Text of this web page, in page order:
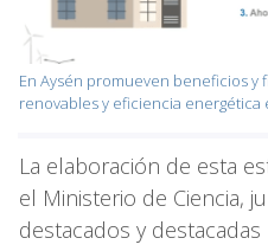
En Aysén promueven beneficios
renovables y eficiencia energética
La elaboración de esta
el Ministerio de Ciencia,
destacados y